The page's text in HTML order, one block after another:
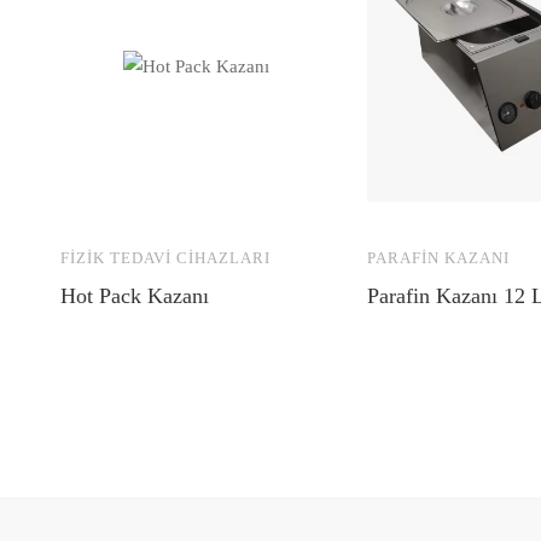
FIZIK TEDAVI CIHAZLARI
Hot Pack Kazanı
PARAFIN KAZANI
Parafin Kazanı 12